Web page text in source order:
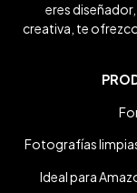
eres
creativa, te
Fotografías
Ideal para